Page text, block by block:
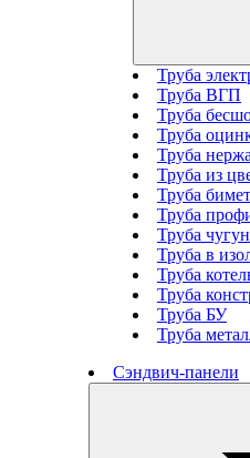
Труба
Труба ВГП
Труба
Труба
Труба
Труба из
Труба
Труба
Труба
Труба в
Труба
Труба
Труба БУ
Труба
Сэндвич-панели